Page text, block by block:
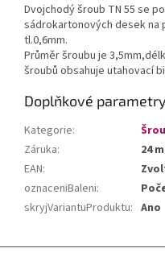
Dvojchodý šroub TN 55 se
sádrokartonových desek
tl.0,6mm.
Průměr šroubu je
šroubů obsahuje utahovací
Doplňkové parametry
Kategorie:
Záruka:
24
EAN:
oznaceniBaleni:
skryjVariantuProduktu: Ano